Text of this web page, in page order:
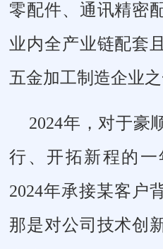
零配件、通讯精密
业内全产业链配套
五金加工制造企业
2024年，对于豪
行、开拓新程的
2024年承接某客户
那是对公司技术创